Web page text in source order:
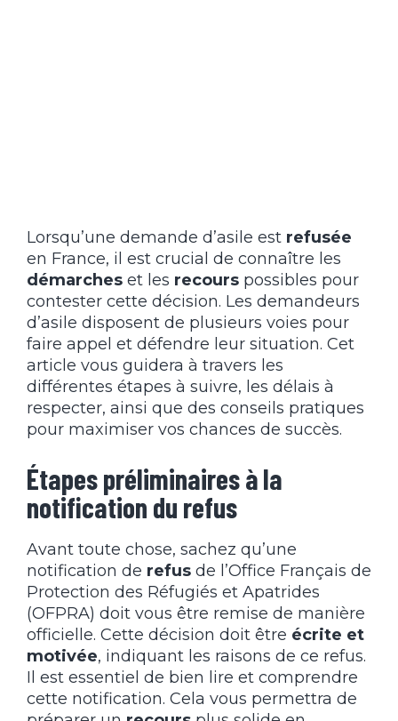
Lorsqu’une demande d’asile est refusée
en France, il est crucial de connaître les
démarches et les recours possibles pour
contester cette décision. Les demandeurs
d’asile disposent de plusieurs voies pour
faire appel et défendre leur situation. Cet
article vous guidera à travers les
différentes étapes à suivre, les délais à
respecter, ainsi que des conseils pratiques
pour maximiser vos chances de succès.
Étapes préliminaires à la
notification du refus
Avant toute chose, sachez qu’une
notification de refus de l’Office Français de
Protection des Réfugiés et Apatrides
(OFPRA) doit vous être remise de manière
officielle. Cette décision doit être écrite et
motivée, indiquant les raisons de ce refus.
Il est essentiel de bien lire et comprendre
cette notification. Cela vous permettra de